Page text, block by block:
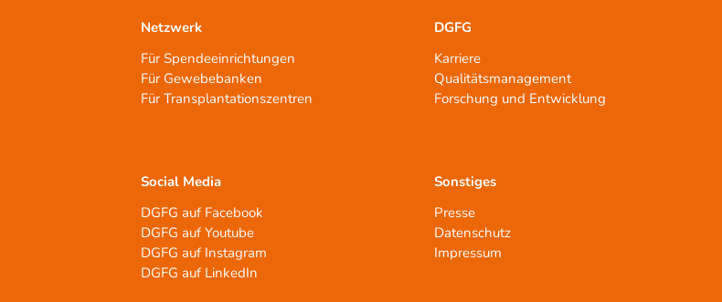
Netzwerk
Für Spendeeinrichtungen
Für Gewebebanken
Für Transplantationszentren
Social Media
DGFG auf Facebook
DGFG auf Youtube
DGFG auf Instagram
DGFG auf LinkedIn
DGFG
Karriere
Qualitätsmanagement
Forschung und Entwicklung
Sonstiges
Presse
Datenschutz
Impressum